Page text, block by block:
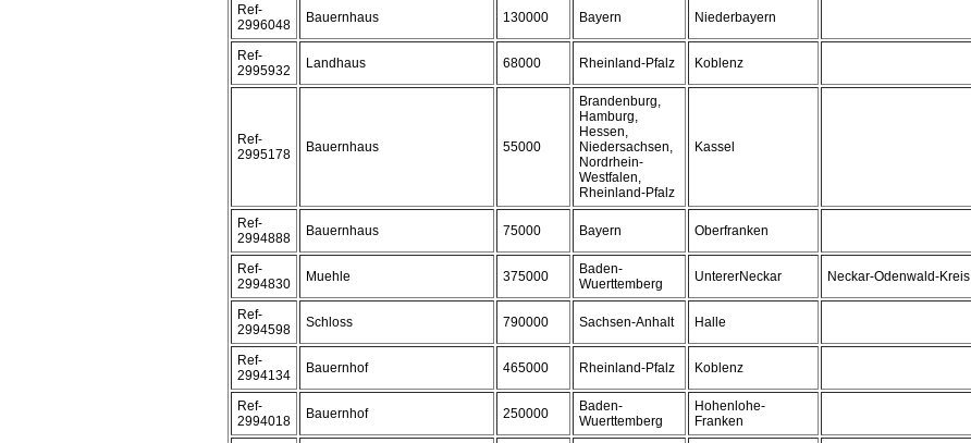
Ref-
2996048
Bauernhaus 130000 Bayern Niederbayern
Ref-
2995932
Landhaus 68000 Rheinland-Pfalz Koblenz
Ref-
2995178
Bauernhaus 55000
Brandenburg,
Hamburg,
Hessen,
Niedersachsen,
Nordrhein-
Westfalen,
Rheinland-Pfalz
Kassel
Ref-
2994888
Bauernhaus 75000 Bayern Oberfranken
Ref-
2994830
Muehle 375000
Baden-
Wuerttemberg
UntererNeckar Neckar-Odenwald-Kreis
Ref-
2994598
Schloss 790000 Sachsen-Anhalt Halle
Ref-
2994134
Bauernhof 465000 Rheinland-Pfalz Koblenz
Ref-
2994018
Bauernhof 250000
Baden-
Wuerttemberg
Hohenlohe-
Franken